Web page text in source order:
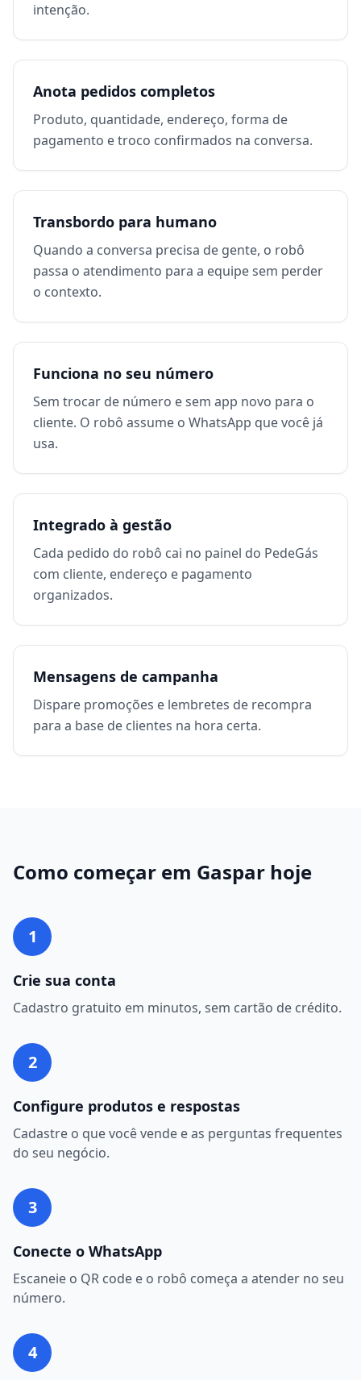
intenção.
Anota pedidos completos
Produto, quantidade, endereço, forma de
pagamento e troco confirmados na conversa.
Transbordo para humano
Quando a conversa precisa de gente, o robô
passa o atendimento para a equipe sem perder
o contexto.
Funciona no seu número
Sem trocar de número e sem app novo para o
cliente. O robô assume o WhatsApp que você já
usa.
Integrado à gestão
Cada pedido do robô cai no painel do PedeGás
com cliente, endereço e pagamento
organizados.
Mensagens de campanha
Dispare promoções e lembretes de recompra
para a base de clientes na hora certa.
Como começar em Gaspar hoje
1
Crie sua conta
Cadastro gratuito em minutos, sem cartão de crédito.
2
Configure produtos e respostas
Cadastre o que você vende e as perguntas frequentes
do seu negócio.
3
Conecte o WhatsApp
Escaneie o QR code e o robô começa a atender no seu
número.
4